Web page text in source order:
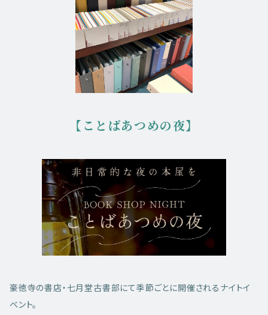
【ことばあつめの夜】
豪徳寺の書店・七月堂古書部にて季節ごとに開催されるナイトイ
ベント。